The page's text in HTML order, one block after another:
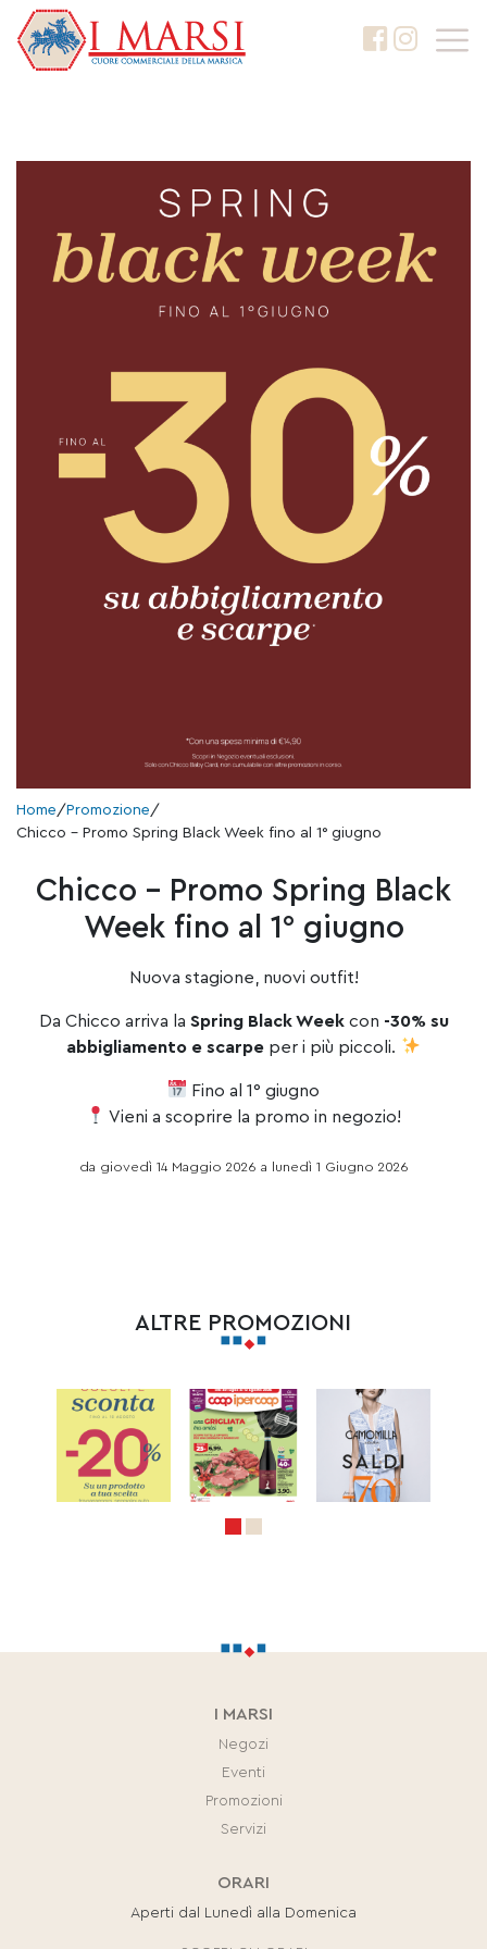
Home/Promozione/
Chicco – Promo Spring Black Week fino al 1° giugno
Chicco – Promo Spring Black
Week fino al 1° giugno
Nuova stagione, nuovi outfit!
Da Chicco arriva la Spring Black Weekcon -30% su
abbigliamento e scarpe per i più piccoli.
Fino al 1° giugno
Vieni a scoprire la promo in negozio!
da giovedì 14 Maggio 2026 a lunedì 1 Giugno 2026
ALTRE PROMOZIONI
I MARSI
Negozi
Eventi
Promozioni
Servizi
ORARI
Aperti dal Lunedì alla Domenica